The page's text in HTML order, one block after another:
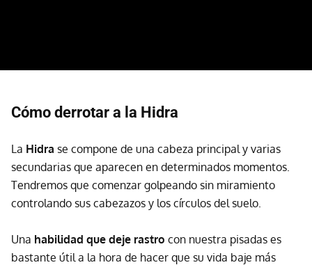
Cómo derrotar a la Hidra
La Hidra se compone de una cabeza principal y varias
secundarias que aparecen en determinados momentos.
Tendremos que comenzar golpeando sin miramiento
controlando sus cabezazos y los círculos del suelo.
Una habilidad que deje rastro con nuestra pisadas es
bastante útil a la hora de hacer que su vida baje más